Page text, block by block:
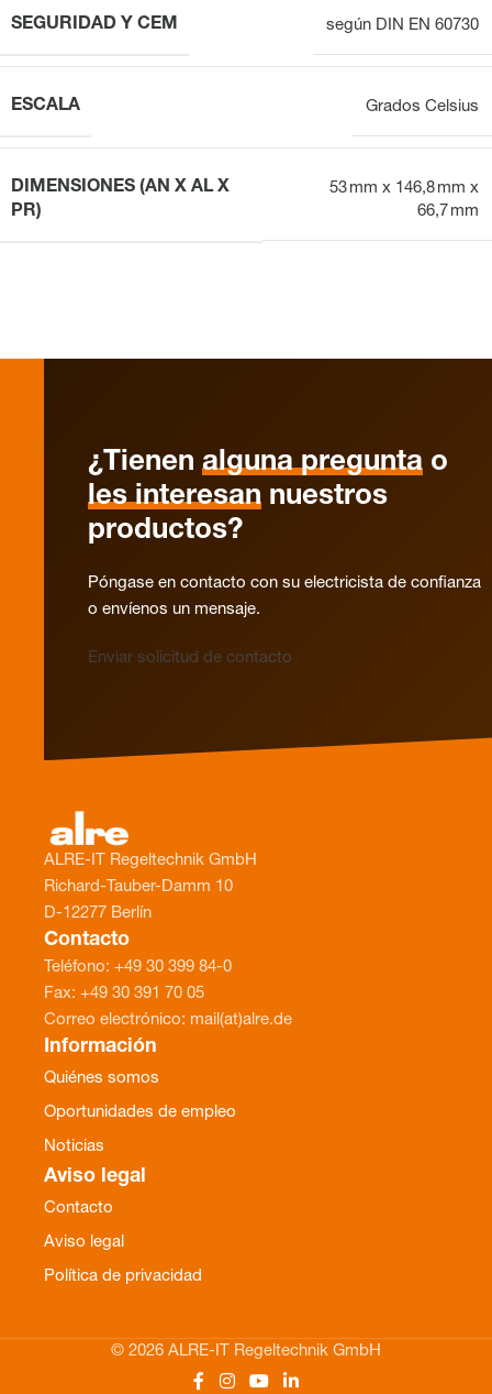
SEGURIDAD Y CEM según DIN EN 60730
ESCALA Grados Celsius
DIMENSIONES (AN X AL X
PR)
53 mm x 146,8 mm x
66,7 mm
¿Tienen alguna pregunta o
les interesan nuestros
productos?
Póngase en contacto con su electricista de confianza
o envíenos un mensaje.
Enviar solicitud de contacto
ALRE-IT Regeltechnik GmbH
Richard-Tauber-Damm 10
D-12277 Berlín
Contacto
Teléfono: +49 30 399 84-0
Fax: +49 30 391 70 05
Correo electrónico: mail(at)alre.de
Información
Quiénes somos
Oportunidades de empleo
Noticias
Aviso legal
Contacto
Aviso legal
Política de privacidad
© 2026 ALRE-IT Regeltechnik GmbH